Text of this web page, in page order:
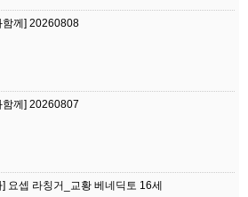
함께] 20260808
함께] 20260807
] 요셉 라칭거_교황 베네딕토 16세